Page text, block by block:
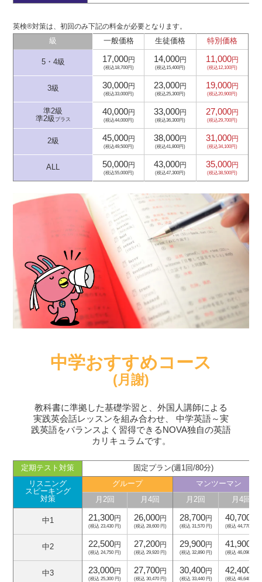
英検®対策は、初回のみ下記の料金が必要となります。
級 一般価格 生徒価格 特別価格
5・4級 17,000円
(税込18,700円)
14,000円
(税込15,400円)
11,000円
(税込12,100円)
3級 30,000円
(税込33,000円)
23,000円
(税込25,300円)
19,000円
(税込20,900円)
準2級
準2級 プラス
40,000円
(税込44,000円)
33,000円
(税込36,300円)
27,000円
(税込29,700円)
2級 45,000円
(税込49,500円)
38,000円
(税込41,800円)
31,000円
(税込34,100円)
ALL 50,000円
(税込55,000円)
43,000円
(税込47,300円)
35,000円
(税込38,500円)
中学おすすめコース
(月謝)
教科書に準拠した基礎学習と、外国人講師による
実践英会話レッスンを組み合わせ、
中学英語～実
践英語をバランスよく習得できるNOVA独自の英語
カリキュラムです。
定期テスト対策
固定プラン(週1回/80分)
リスニング
スピーキング
対策
グループ
マンツーマン
月2回
月4回 月2回 月4回
中1 21,300円
(税込 23,430 円)
26,000円
(税込 28,600 円)
28,700円
(税込 31,570 円)
40,700
(税込 44,770 円)
中2 22,500円
(税込 24,750 円)
27,200円
(税込 29,920 円)
29,900円
(税込 32,890 円)
41,900
(税込 46,090 円)
中3 23,000円
(税込 25,300 円)
27,700円
(税込 30,470 円)
30,400円
(税込 33,440 円)
42,400
(税込 46,640 円)